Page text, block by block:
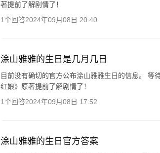
著提前了解剧情了！
1个回答2024年09月08日 20:40
涂山雅雅的生日是几月几日
目前没有确切的官方公布涂山雅雅生日的信息。
红娘》原著提前了解剧情了！
1个回答2024年09月08日 17:52
涂山雅雅的生日官方答案